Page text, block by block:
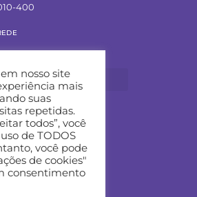
400
nosso site
mais
suas
repetidas.
todos”, você
de TODOS
você pode
de cookies"
consentimento